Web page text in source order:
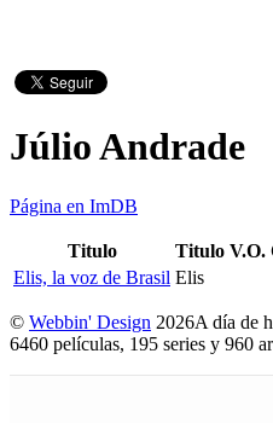
Júlio Andrade
Página en ImDB
Titulo Titulo V.O.
Elis, la voz de Brasil Elis
© Webbin' Design 2026A día de
6460 películas, 195 series y 960